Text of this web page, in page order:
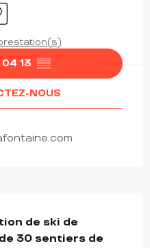
13 ▒▒
NOUS
de ski de
30 sentiers de